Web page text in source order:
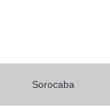
Sorocaba